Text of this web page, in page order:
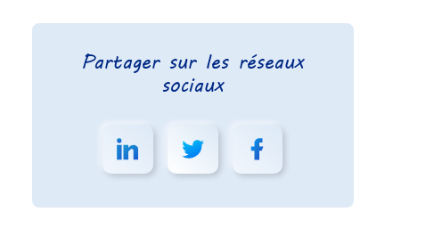
Partager sur les réseaux
sociaux